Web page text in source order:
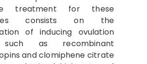
treatment for these
consists on the
of inducing ovulation
as recombinant
and clomiphene citrate